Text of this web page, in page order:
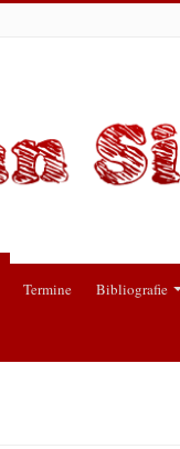
Termine Bibliografie